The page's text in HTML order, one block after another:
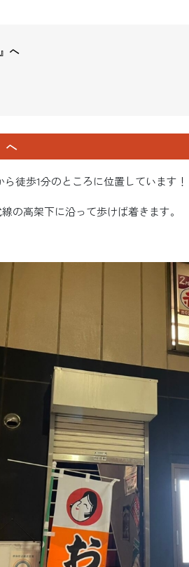
へ
へ
徒歩1分のところに位置しています！
の高架下に沿って歩けば着きます。